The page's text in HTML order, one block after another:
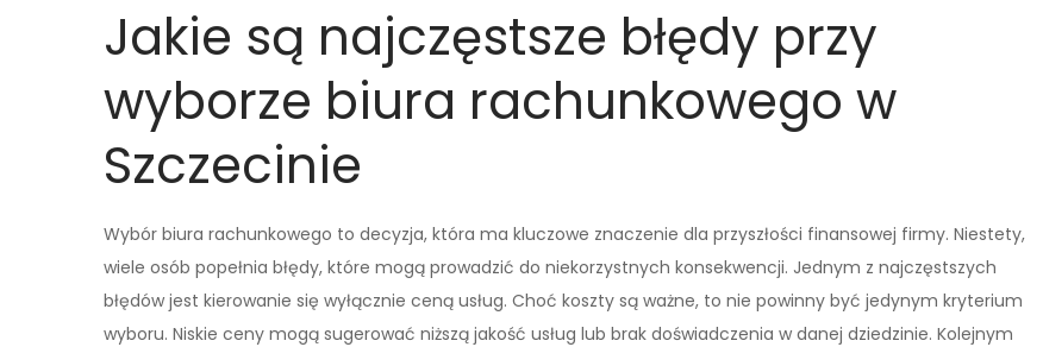
Jakie są najczęstsze błędy przy
wyborze biura rachunkowego w
Szczecinie
Wybór biura rachunkowego to decyzja, która ma kluczowe znaczenie dla przyszłości finansowej firmy. Niestety,
wiele osób popełnia błędy, które mogą prowadzić do niekorzystnych konsekwencji. Jednym z najczęstszych
błędów jest kierowanie się wyłącznie ceną usług. Choć koszty są ważne, to nie powinny być jedynym kryterium
wyboru. Niskie ceny mogą sugerować niższą jakość usług lub brak doświadczenia w danej dziedzinie. Kolejnym